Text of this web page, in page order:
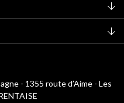
werden
- 1355 route d’Aime - Les